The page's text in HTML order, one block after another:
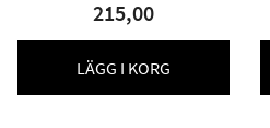
215,00
LÄGG I KORG